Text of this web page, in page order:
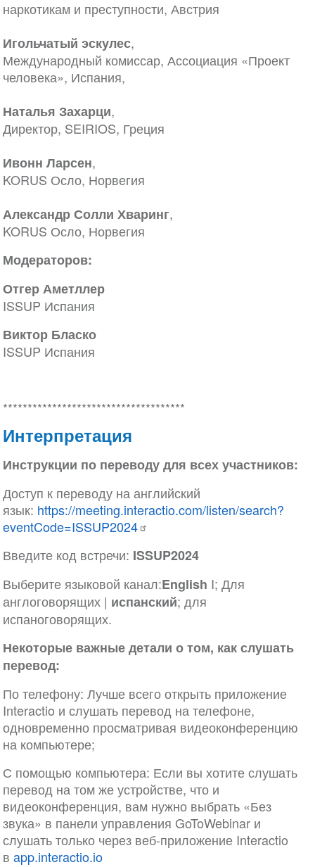
наркотикам и преступности, Австрия
Игольчатый эскулес,
Международный комиссар, Ассоциация «Проект
человека», Испания,
Наталья Захарци,
Директор, SEIRIOS, Греция
Ивонн Ларсен,
KORUS Осло, Норвегия
Александр Солли Хваринг,
KORUS Осло, Норвегия
Модераторов:
Отгер Аметллер
ISSUP Испания
Виктор Бласко
ISSUP Испания
*************************************
Интерпретация
Инструкции по переводу для всех участников:
Доступ к переводу на английский
язык: https://meeting.interactio.com/listen/search?
eventCode=ISSUP2024
Введите код встречи: ISSUP2024
Выберите языковой канал:English I; Для
англоговорящих | испанский; для
испаноговорящих.
Некоторые важные детали о том, как слушать
перевод:
По телефону: Лучше всего открыть приложение
Interactio и слушать перевод на телефоне,
одновременно просматривая видеоконференцию
на компьютере;
С помощью компьютера: Если вы хотите слушать
перевод на том же устройстве, что и
видеоконференция, вам нужно выбрать «Без
звука» в панели управления GoToWebinar и
слушать только через веб-приложение Interactio
в app.interactio.io